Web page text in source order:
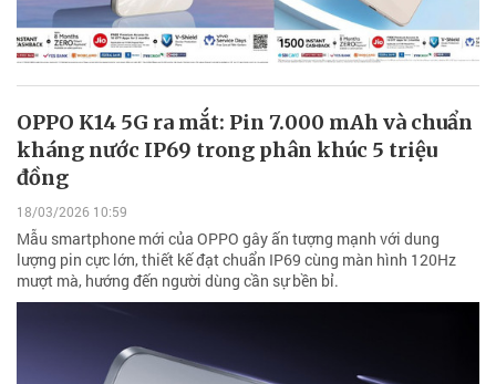
OPPO K14 5G ra mắt: Pin 7.000 mAh và chuẩn
kháng nước IP69 trong phân khúc 5 triệu
đồng
18/03/2026 10:59
Mẫu smartphone mới của OPPO gây ấn tượng mạnh với dung
lượng pin cực lớn, thiết kế đạt chuẩn IP69 cùng màn hình 120Hz
mượt mà, hướng đến người dùng cần sự bền bỉ.